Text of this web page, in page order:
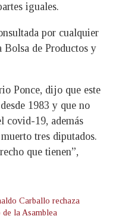
iguales.
por cualquier
de Productos y
Ponce, dijo que este
1983 y que no
covid-19, además
tres diputados.
que tienen”,
Carballo rechaza
de la Asamblea